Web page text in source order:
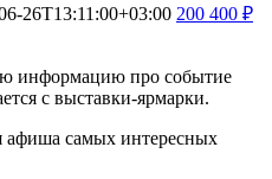
26T13:11:00+03:00 200 400 ₽
информацию про событие
с выставки-ярмарки.
афиша самых интересных